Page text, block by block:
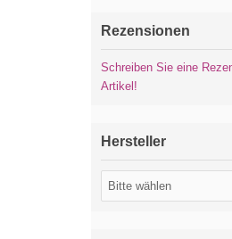
Rezensionen
Schreiben Sie eine
Artikel!
Hersteller